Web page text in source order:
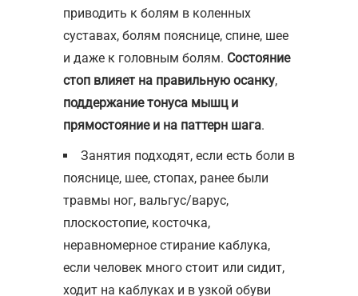
приводить к болям в коленных
суставах, болям пояснице, спине, шее
и даже к головным болям. Состояние
стоп влияет на правильную осанку,
поддержание тонуса мышц и
прямостояние и на паттерн шага.
Занятия подходят, если есть боли в
пояснице, шее, стопах, ранее были
травмы ног, вальгус/варус,
плоскостопие, косточка,
неравномерное стирание каблука,
если человек много стоит или сидит,
ходит на каблуках и в узкой обуви